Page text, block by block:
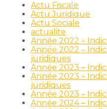
Actu Fiscale
Actu Juridique
Actu Sociale
actualite
Année 2022 –
Année 2022 –
juridiques
Année 2023 –
Année 2023 –
juridiques
Année 2023 –
Année 2024 –